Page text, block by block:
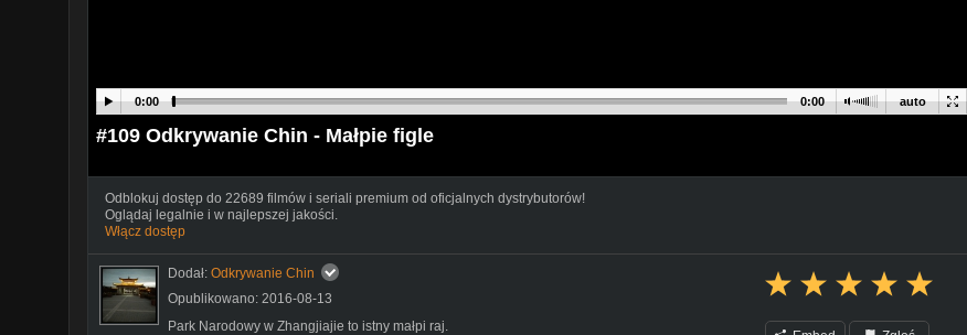
auto
0:00 0:00
#109 Odkrywanie Chin - Małpie figle
Odblokuj dostęp do 22689 filmów i seriali premium od oficjalnych dystrybutorów!
Oglądaj legalnie i w najlepszej jakości.
Włącz dostęp
Dodał: Odkrywanie Chin
Opublikowano: 2016-08-13
Park Narodowy w Zhangjiajie to istny małpi raj.